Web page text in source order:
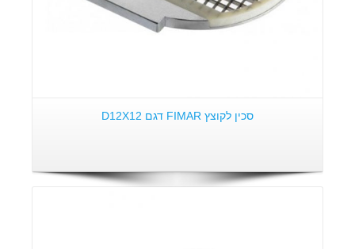
סכין לקוצץ FIMAR דגם D12X12